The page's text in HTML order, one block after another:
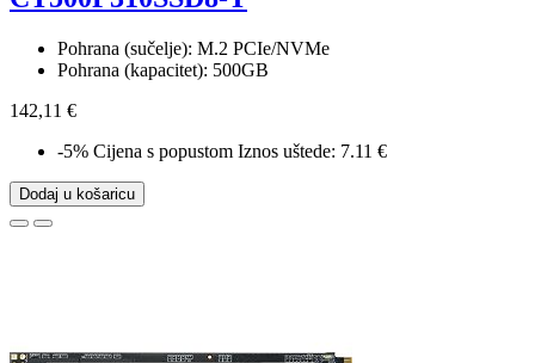
Pohrana (sučelje): M.2 PCIe/NVMe
Pohrana (kapacitet): 500GB
142,11 €
-5% Cijena s popustom Iznos uštede: 7.11 €
Dodaj u košaricu